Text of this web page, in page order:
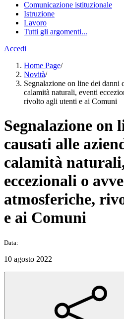
Comunicazione istituzionale
Istruzione
Lavoro
Tutti gli argomenti...
Accedi
Home Page/
Novità/
Segnalazione on line dei danni
calamità naturali, eventi
rivolto agli utenti e ai Comuni
Segnalazione on
causati alle
calamità
eccezionali o
atmosferiche,
e ai Comuni
Data:
10 agosto 2022